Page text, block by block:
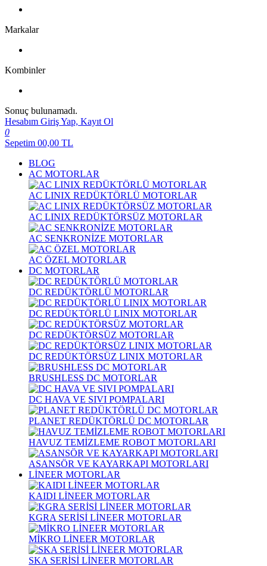
Markalar
Kombinler
Sonuç bulunamadı.
Hesabım Giriş Yap, Kayıt Ol
0
Sepetim 00,00 TL
BLOG
AC MOTORLAR
AC LINIX REDÜKTÖRLÜ MOTORLAR
AC LINIX REDÜKTÖRSÜZ MOTORLAR
AC SENKRONİZE MOTORLAR
AC ÖZEL MOTORLAR
DC MOTORLAR
DC REDÜKTÖRLÜ MOTORLAR
DC REDÜKTÖRLÜ LINIX MOTORLAR
DC REDÜKTÖRSÜZ MOTORLAR
DC REDÜKTÖRSÜZ LINIX MOTORLAR
BRUSHLESS DC MOTORLAR
DC HAVA VE SIVI POMPALARI
PLANET REDÜKTÖRLÜ DC MOTORLAR
HAVUZ TEMİZLEME ROBOT MOTORLARI
ASANSÖR VE KAYARKAPI MOTORLARI
LİNEER MOTORLAR
KAIDI LİNEER MOTORLAR
KGRA SERİSİ LİNEER MOTORLAR
MİKRO LİNEER MOTORLAR
SKA SERİSİ LİNEER MOTORLAR